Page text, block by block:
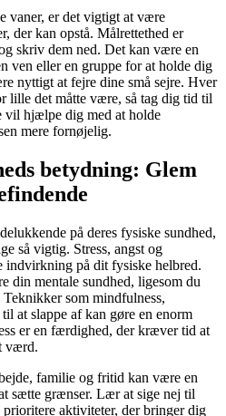
vaner, er det vigtigt at være
der kan opstå. Målrettethed er
skriv dem ned. Det kan være en
ven eller en gruppe for at holde dig
nyttigt at fejre dine små sejre. Hver
lille det måtte være, så tag dig tid til
vil hjælpe dig med at holde
mere fornøjelig.
betydning: Glem
på deres fysiske sundhed,
så vigtig. Stress, angst og
indvirkning på dit fysiske helbred.
din mentale sundhed, ligesom du
som mindfulness,
at slappe af kan gøre en enorm
er en færdighed, der kræver tid at
værd.
familie og fritid kan være en
sætte grænser. Lær at sige nej til
aktiviteter, der bringer dig